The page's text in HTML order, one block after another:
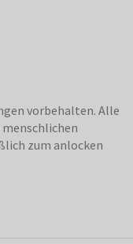
vorbehalten. Alle
zum anlocken